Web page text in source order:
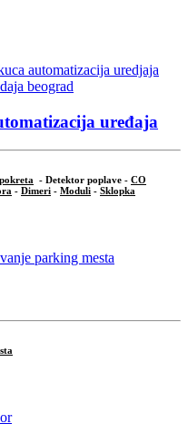
uređaja
- Detektor poplave - CO
- Dimeri - Moduli - Sklopka